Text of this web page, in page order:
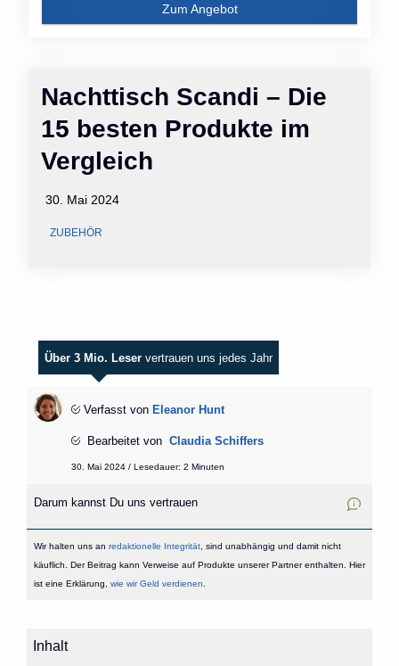
Nachttisch Scandi – Die
15 besten Produkte im
Vergleich
30. Mai 2024
ZUBEHÖR
Zum Angebot
Über 3 Mio. Leser vertrauen uns jedes Jahr
Verfasst von Eleanor Hunt
Bearbeitet von Claudia Schiffers
30. Mai 2024 / Lesedauer: 2 Minuten
Darum kannst Du uns vertrauen
Wir halten uns an redaktionelle Integrität, sind unabhängig und damit nicht
käuflich. Der Beitrag kann Verweise auf Produkte unserer Partner enthalten. Hier
ist eine Erklärung, wie wir Geld verdienen
Inhalt